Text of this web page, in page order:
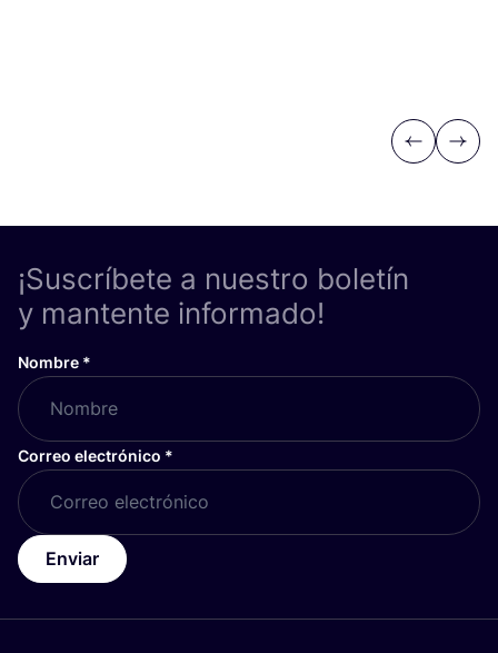
Previous
Next
¡Suscríbete a nuestro boletín
y mantente informado!
Nombre *
Correo electrónico *
Enviar